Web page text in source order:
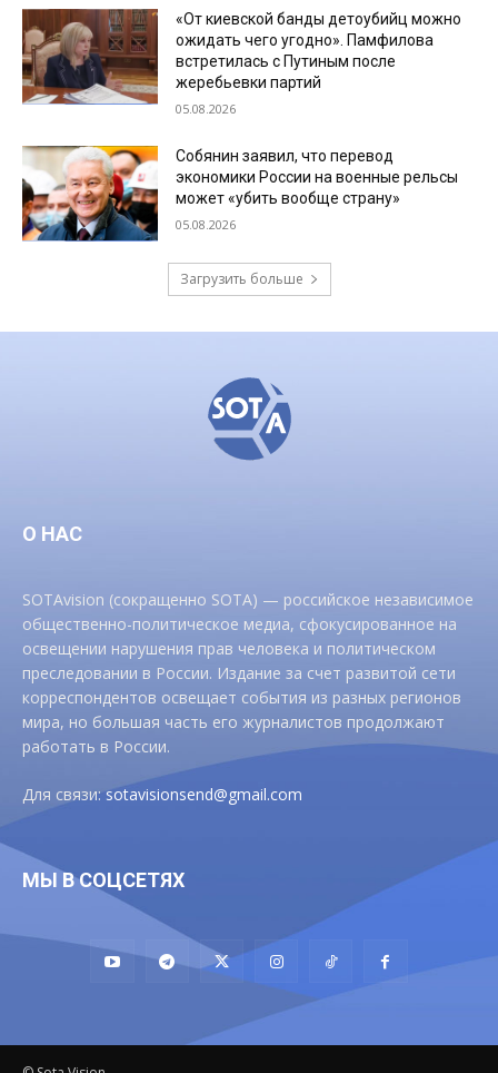
«От киевской банды детоубийц можно
ожидать чего угодно». Памфилова
встретилась с Путиным после
жеребьевки партий
05.08.2026
Собянин заявил, что перевод
экономики России на военные рельсы
может «убить вообще страну»
05.08.2026
Загрузить больше
О НАС
SOTAvision (сокращенно SOTA) — российское независимое
общественно-политическое медиа, сфокусированное на
освещении нарушения прав человека и политическом
преследовании в России. Издание за счет развитой сети
корреспондентов освещает события из разных регионов
мира, но большая часть его журналистов продолжают
работать в России.
Для связи:sotavisionsend@gmail.com
МЫ В СОЦСЕТЯХ